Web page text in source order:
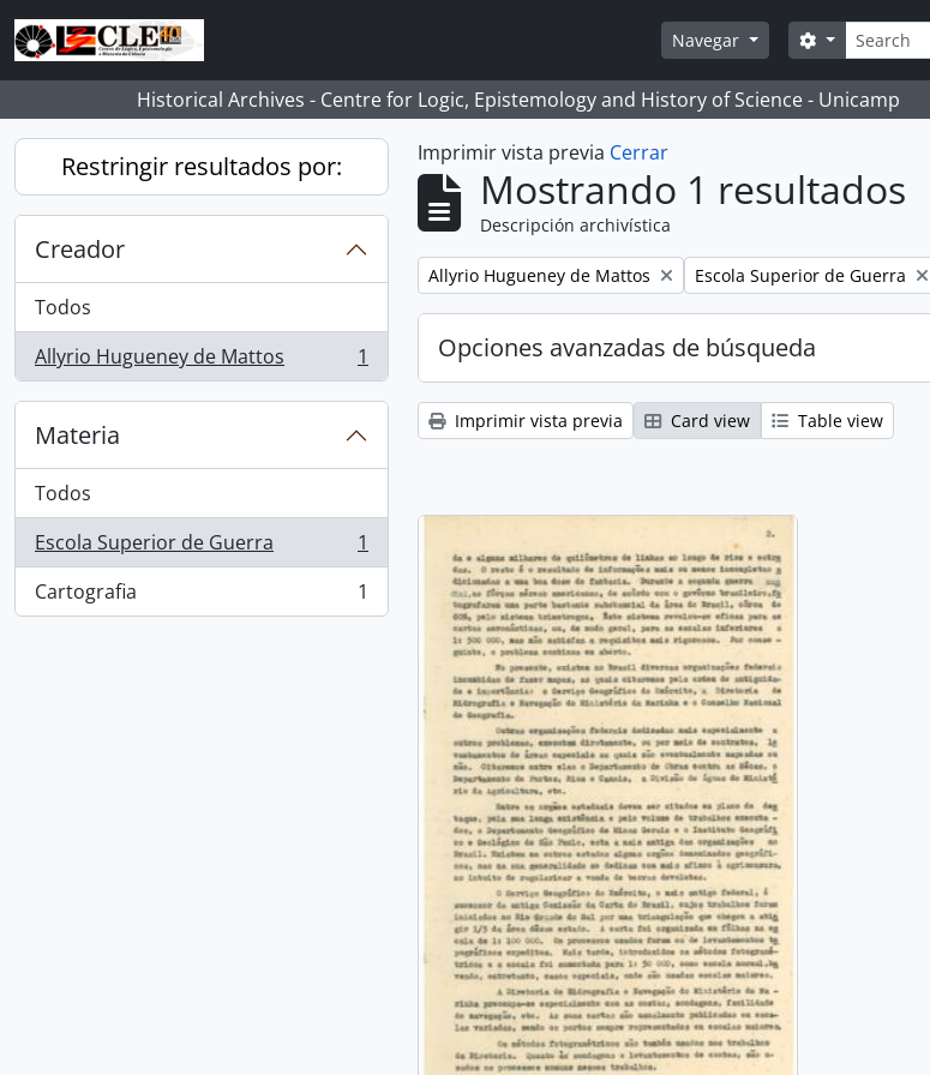
Skip to main content
Navegar
Búsqueda
Search options
Historical Archives - Centre for Logic, Epistemology and History of Science - Unicamp
Restringir resultados por:
Creador
Todos
Allyrio Hugueney de Mattos
, 1 resultados 1
Materia
Todos
Escola Superior de Guerra
, 1 resultados
1
Cartografia
, 1 resultados 1
Imprimir vista previa Cerrar
Mostrando 1 resultados
Descripción archivística
Remove filter:
Allyrio Hugueney de Mattos Remove filter:
Escola Superior de Guerra
Opciones avanzadas de búsqueda
Imprimir vista previa Card view Table view